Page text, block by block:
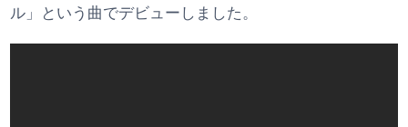
ル」という曲でデビューしました。